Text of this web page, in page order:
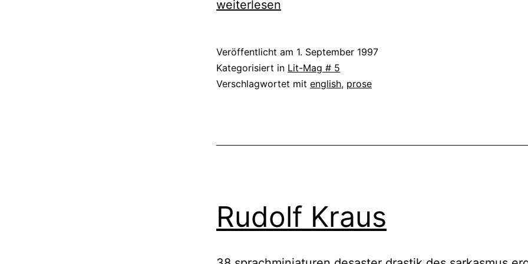
weiterlesen
Veröffentlicht am 1. September 1997
Kategorisiert in Lit-Mag # 5
Verschlagwortet mit english, prose
Rudolf Kraus